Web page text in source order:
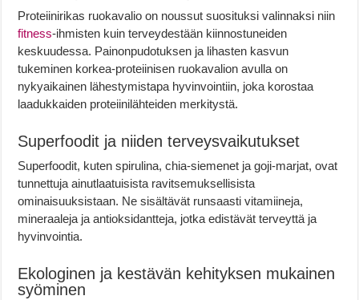
Proteiinirikas ruokavalio on noussut suosituksi valinnaksi niin
fitness-ihmisten kuin terveydestään kiinnostuneiden
keskuudessa. Painonpudotuksen ja lihasten kasvun
tukeminen korkea-proteiinisen ruokavalion avulla on
nykyaikainen lähestymistapa hyvinvointiin, joka korostaa
laadukkaiden proteiinilähteiden merkitystä.
Superfoodit ja niiden terveysvaikutukset
Superfoodit, kuten spirulina, chia-siemenet ja goji-marjat, ovat
tunnettuja ainutlaatuisista ravitsemuksellisista
ominaisuuksistaan. Ne sisältävät runsaasti vitamiineja,
mineraaleja ja antioksidantteja, jotka edistävät terveyttä ja
hyvinvointia.
Ekologinen ja kestävän kehityksen mukainen
syöminen